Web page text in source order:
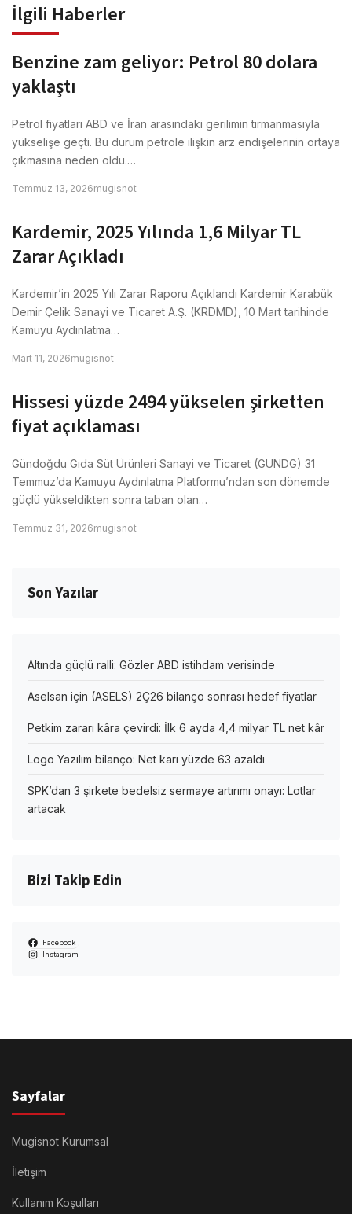
İlgili Haberler
Benzine zam geliyor: Petrol 80 dolara
yaklaştı
Petrol fiyatları ABD ve İran arasındaki gerilimin tırmanmasıyla
yükselişe geçti. Bu durum petrole ilişkin arz endişelerinin ortaya
çıkmasına neden oldu.…
Temmuz 13, 2026mugisnot
Kardemir, 2025 Yılında 1,6 Milyar TL
Zarar Açıkladı
Kardemir’in 2025 Yılı Zarar Raporu Açıklandı Kardemir Karabük
Demir Çelik Sanayi ve Ticaret A.Ş. (KRDMD), 10 Mart tarihinde
Kamuyu Aydınlatma…
Mart 11, 2026mugisnot
Hissesi yüzde 2494 yükselen şirketten
fiyat açıklaması
Gündoğdu Gıda Süt Ürünleri Sanayi ve Ticaret (GUNDG) 31
Temmuz’da Kamuyu Aydınlatma Platformu’ndan son dönemde
güçlü yükseldikten sonra taban olan…
Temmuz 31, 2026mugisnot
Son Yazılar
Altında güçlü ralli: Gözler ABD istihdam verisinde
Aselsan için (ASELS) 2Ç26 bilanço sonrası hedef fiyatlar
Petkim zararı kâra çevirdi: İlk 6 ayda 4,4 milyar TL net kâr
Logo Yazılım bilanço: Net karı yüzde 63 azaldı
SPK’dan 3 şirkete bedelsiz sermaye artırımı onayı: Lotlar
artacak
Bizi Takip Edin
Facebook
Instagram
Sayfalar
Mugisnot Kurumsal
İletişim
Kullanım Koşulları